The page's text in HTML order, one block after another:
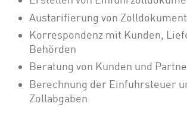
Austarifierung von
Korrespondenz mit Kunden,
Behörden
Beratung von Kunden und
Berechnung der Einfuhrsteuer
Zollabgaben